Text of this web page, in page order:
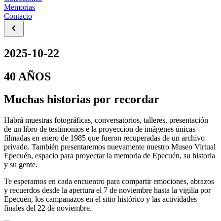
Memorias
Contacto
2025-10-22
40 AÑOS
Muchas historias por recordar
Habrá muestras fotográficas, conversatorios, talleres, presentación
de un libro de testimonios e la proyeccion de imágenes únicas
filmadas en enero de 1985 que fueron recuperadas de un archivo
privado. También presentaremos nuevamente nuestro Museo Virtual
Epecuén, espacio para proyectar la memoria de Epecuén, su historia
y su gente.
Te esperamos en cada encuentro para compartir emociones, abrazos
y recuerdos desde la apertura el 7 de noviembre hasta la vigilia por
Epecuén, los campanazos en el sitio histórico y las actividades
finales del 22 de noviembre.